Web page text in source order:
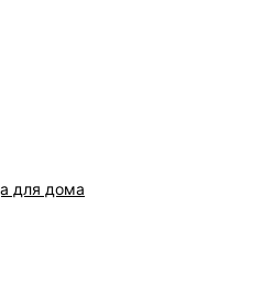
для дома
модели соответствует
и возврата